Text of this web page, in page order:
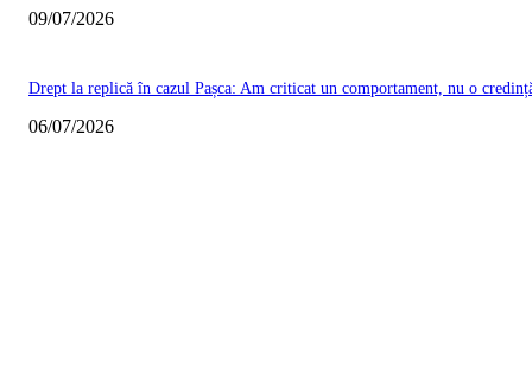
09/07/2026
Drept la replică în cazul Pașca: Am criticat un comportament, nu o
06/07/2026